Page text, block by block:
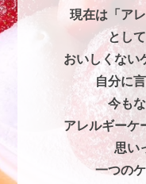
現在は「ア
とし
おいしくない
自分に
今も
アレルギーケ
思い
一つの